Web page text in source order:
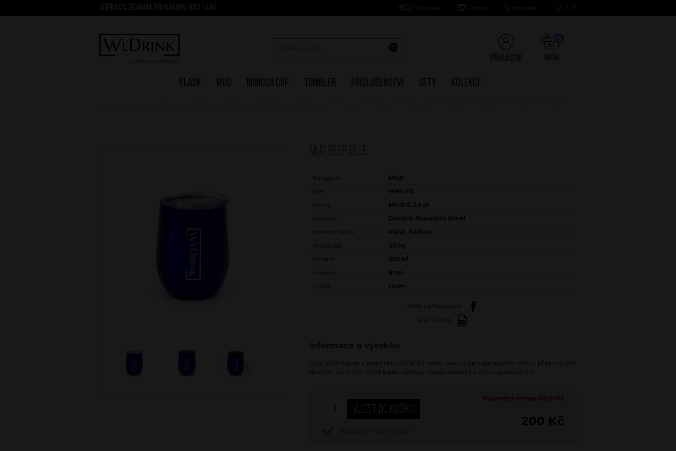
DOPRAVA ZDARMA PŘI NÁKUPU NAD 1499,- Doprava Platba Kontakt
Flask Mug Mimosa Cup Tumbler Příslušenství Sety Kolekce
Přihlášení Košík
Kategorie:
Mug
Kód:
WM-01L
Barva:
Modrá, Lesk
Materiál:
Double Stainless Steel
Materiál víčka:
Plast, Silikon
Hmotnost:
200g
Objem:
350ml
Průměr:
8cm
Výška:
12cm
sdílet na facebooku
PDF návod
Mug udrží nápoje v ideální teplotě až 24 hodin. Součástí je nepropustné víčko s připraveným
otvorem na brčko. Vhodné pro všechny nápoje. Ideální na víno a aperol spritz.